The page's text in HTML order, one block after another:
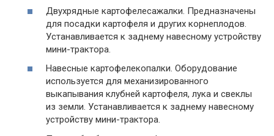
Двухрядные картофелесажалки. Предназначены
для посадки картофеля и других корнеплодов.
Устанавливается к заднему навесному устройству
мини-трактора.
Навесные картофелекопалки. Оборудование
используется для механизированного
выкапывания клубней картофеля, лука и свеклы
из земли. Устанавливается к заднему навесному
устройству мини-трактора.